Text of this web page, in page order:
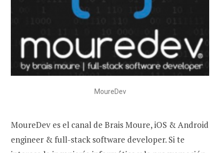
MoureDev
MoureDev es el canal de Brais Moure, iOS & Android
engineer & full-stack software developer. Si te